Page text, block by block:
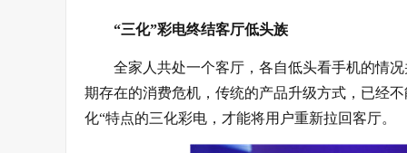
“三化”彩电终结客厅低头族
全家人共处一个客厅，各自低头看手机的情
期存在的消费危机，传统的产品升级方式，已经
化“特点的三化彩电，才能将用户重新拉回客厅。